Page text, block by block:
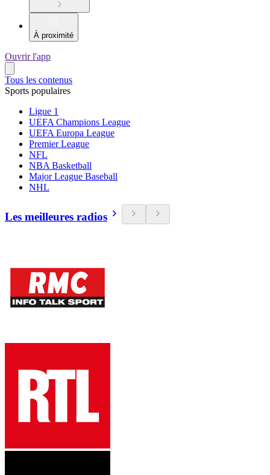
À proximité
Ouvrir l'app
Tous les contenus
Sports populaires
Ligue 1
UEFA Champions League
UEFA Europa League
Premier League
NFL
NBA Basketball
Major League Baseball
NHL
Les meilleures radios